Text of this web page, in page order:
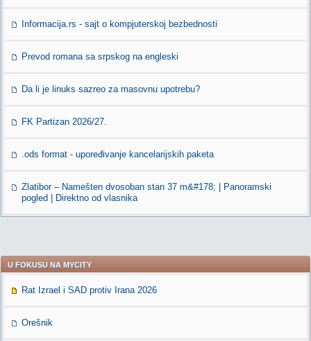
Informacija.rs - sajt o kompjuterskoj bezbednosti
Prevod romana sa srpskog na engleski
Da li je linuks sazreo za masovnu upotrebu?
FK Partizan 2026/27.
.ods format - upoređivanje kancelarijskih paketa
Zlatibor – Namešten dvosoban stan 37 m&#178; | Panoramski
pogled | Direktno od vlasnika
U FOKUSU NA MYCITY
Rat Izrael i SAD protiv Irana 2026
Orešnik